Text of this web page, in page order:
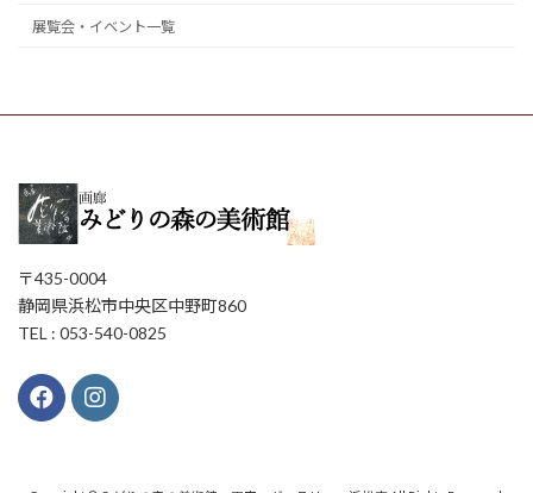
展覧会・イベント一覧
〒435-0004
静岡県浜松市中央区中野町860
TEL : 053-540-0825